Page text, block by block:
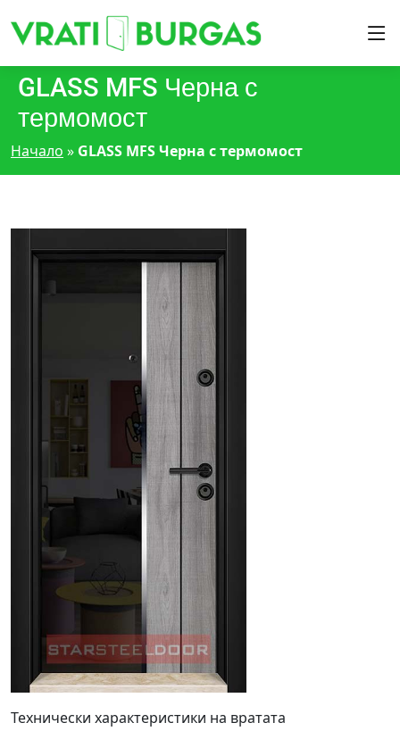
GLASS MFS Черна с
термомост
Начало » GLASS MFS Черна с термомост
Технически характеристики на вратата